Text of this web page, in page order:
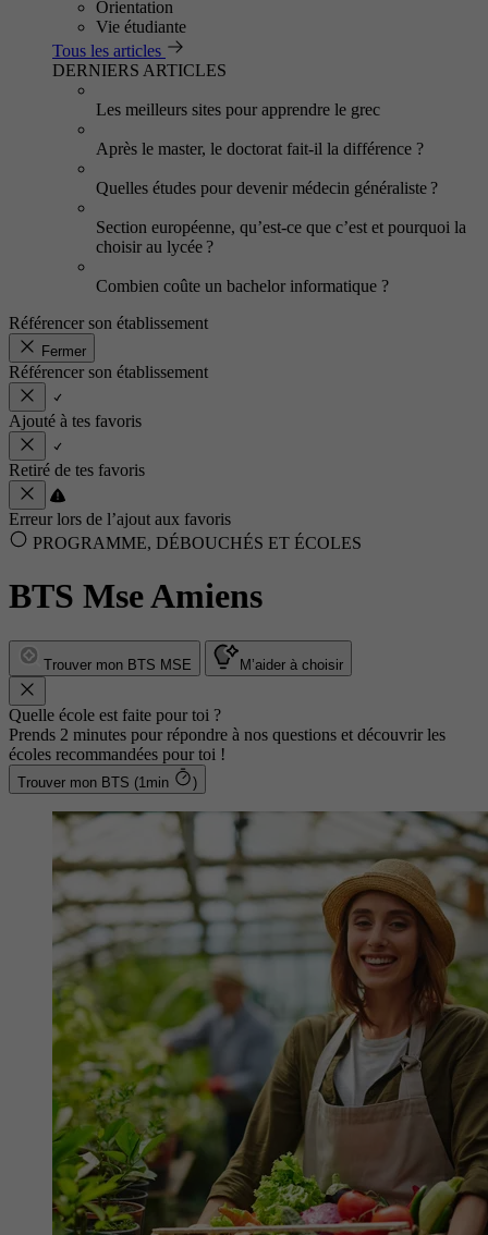
Orientation
Vie étudiante
Tous les articles
DERNIERS ARTICLES
Les meilleurs sites pour apprendre le grec
Après le master, le doctorat fait-il la différence ?
Quelles études pour devenir médecin généraliste ?
Section européenne, qu’est-ce que c’est et pourquoi la
choisir au lycée ?
Combien coûte un bachelor informatique ?
Référencer son établissement
Fermer
Référencer son établissement
Ajouté à tes favoris
Retiré de tes favoris
Erreur lors de l’ajout aux favoris
PROGRAMME, DÉBOUCHÉS ET ÉCOLES
BTS Mse Amiens
Trouver mon BTS MSE M’aider à choisir
Quelle école est faite pour toi ?
Prends 2 minutes pour répondre à nos questions et découvrir les
écoles recommandées pour toi !
Trouver mon BTS (1min )